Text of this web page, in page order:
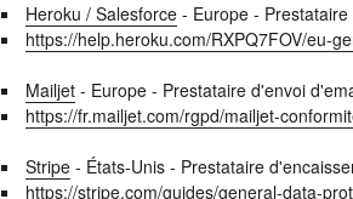
Heroku / Salesforce- Europe - Prestataire
https://help.heroku.com/RXPQ7FOV/eu-
Mailjet- Europe - Prestataire d'envoi
https://fr.mailjet.com/rgpd/mailjet-
Stripe- États-Unis - Prestataire
https://stripe.com/guides/general-data-